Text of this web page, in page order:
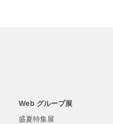
Web グループ展
盛夏特集展